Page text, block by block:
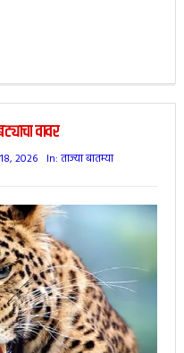
वावर
2026 In: ताज्या बातम्या